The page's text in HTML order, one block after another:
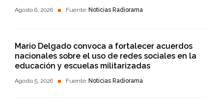
Agosto 6, 2026 Fuente: Noticias Radiorama
Mario Delgado convoca a fortalecer acuerdos
nacionales sobre el uso de redes sociales en la
educación y escuelas militarizadas
Agosto 5, 2026 Fuente: Noticias Radiorama